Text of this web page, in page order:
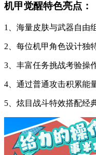
机甲觉醒特色亮点：
1、海量皮肤与武器自由
2、每位机甲角色设计独
3、丰富任务挑战考验操
4、通过普通攻击积累能
5、炫目战斗特效搭配经